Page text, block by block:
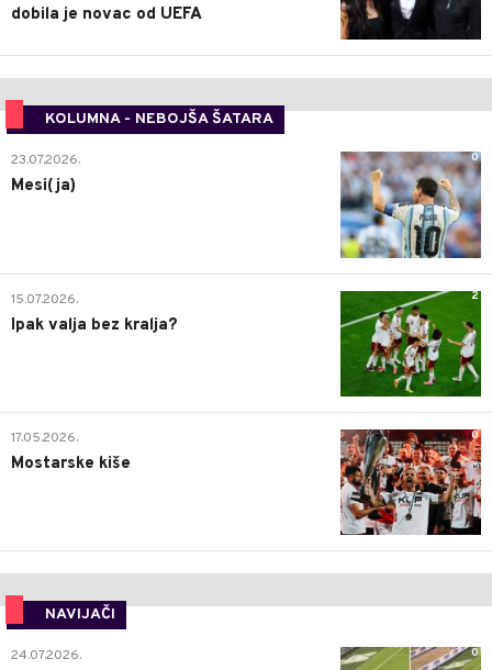
dobila je novac od UEFA
KOLUMNA - NEBOJŠA ŠATARA
0
23.07.2026.
Mesi(ja)
2
15.07.2026.
Ipak valja bez kralja?
0
17.05.2026.
Mostarske kiše
NAVIJAČI
0
24.07.2026.